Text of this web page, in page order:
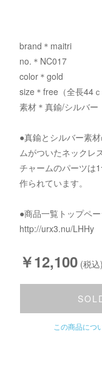
brand＊maitri
no.＊NC017
color＊gold
size＊free（全長44ｃ
素材＊真鍮/シルバー
●真鍮とシルバー素
ムがついたネックレ
チャームのパーツは
作られています。
●商品一覧トップペ
http://urx3.nu/LHHy
￥12,100 (税込)
この商品につ